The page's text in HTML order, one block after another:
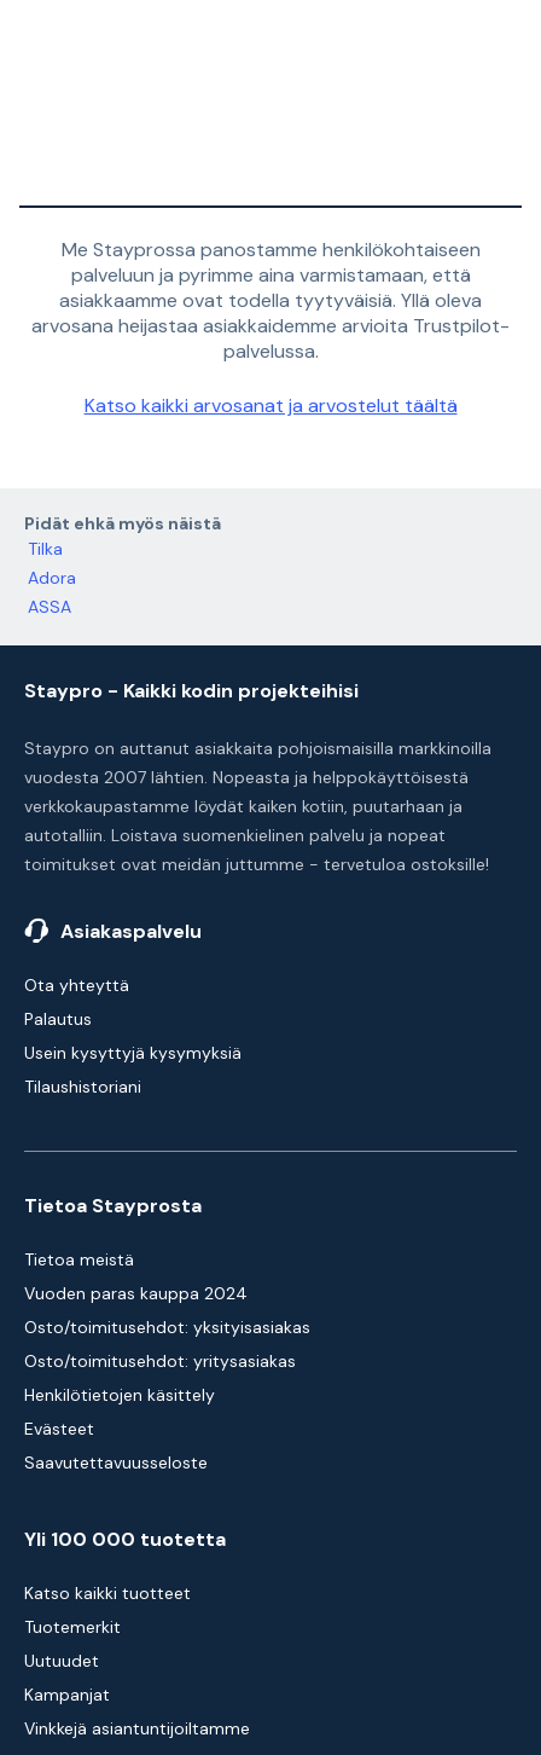
Me Stayprossa panostamme henkilökohtaiseen
palveluun ja pyrimme aina varmistamaan, että
asiakkaamme ovat todella tyytyväisiä. Yllä oleva
arvosana heijastaa asiakkaidemme arvioita Trustpilot-
palvelussa.
Katso kaikki arvosanat ja arvostelut täältä
Pidät ehkä myös näistä
Tilka
Adora
ASSA
Staypro - Kaikki kodin projekteihisi
Staypro on auttanut asiakkaita pohjoismaisilla markkinoilla
vuodesta 2007 lähtien. Nopeasta ja helppokäyttöisestä
verkkokaupastamme löydät kaiken kotiin, puutarhaan ja
autotalliin. Loistava suomenkielinen palvelu ja nopeat
toimitukset ovat meidän juttumme - tervetuloa ostoksille!
Asiakaspalvelu
Ota yhteyttä
Palautus
Usein kysyttyjä kysymyksiä
Tilaushistoriani
Tietoa Stayprosta
Tietoa meistä
Vuoden paras kauppa 2024
Osto/toimitusehdot: yksityisasiakas
Osto/toimitusehdot: yritysasiakas
Henkilötietojen käsittely
Evästeet
Saavutettavuusseloste
Yli 100 000 tuotetta
Katso kaikki tuotteet
Tuotemerkit
Uutuudet
Kampanjat
Vinkkejä asiantuntijoiltamme